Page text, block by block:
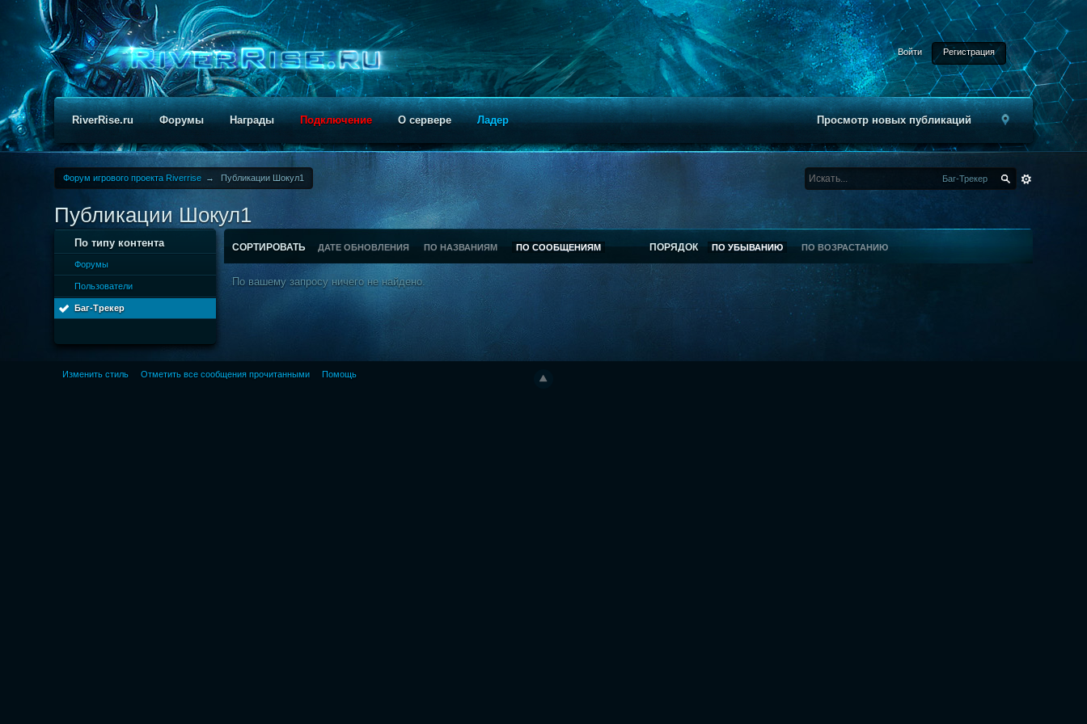
Войти Регистрация
Просмотр новых публикаций
RiverRise.ru Форумы Награды Подключение О сервере Ладер
Форум игрового проекта Riverrise → Публикации Шокул1 Баг-Трекер
Публикации Шокул1
По типу контента
Форумы
Пользователи
Баг-Трекер
СОРТИРОВАТЬ ДАТЕ ОБНОВЛЕНИЯ ПО НАЗВАНИЯМ ПО СООБЩЕНИЯМ ПОРЯДОК ПО УБЫВАНИЮ ПО ВОЗРАСТАНИЮ
По вашему запросу ничего не найдено.
Изменить стиль Отметить все сообщения прочитанными Помощь